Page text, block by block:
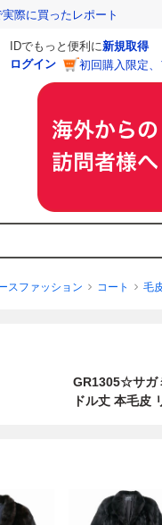
際に買ったレポート
IDでもっと便利に新規取得
ログイン
初回購入限定
スファッション コート 毛
GR1305☆サガ
ドル丈 本毛皮